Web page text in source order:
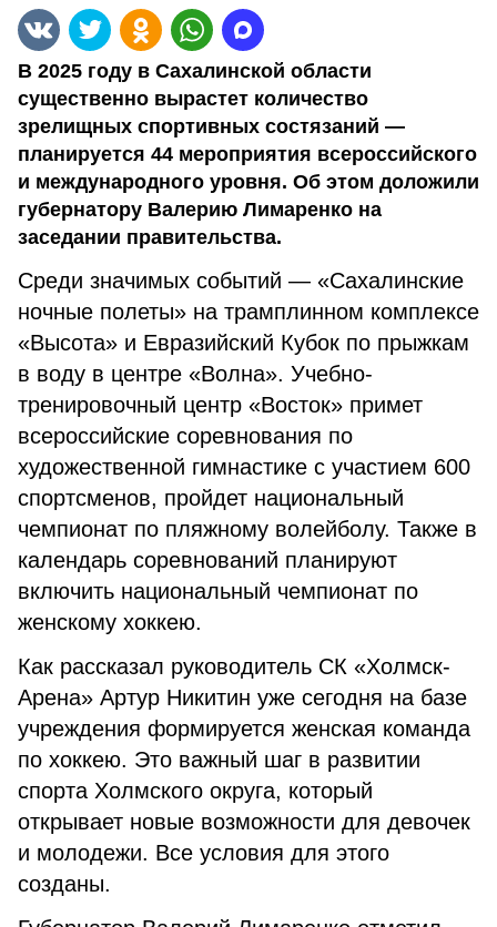
В 2025 году в Сахалинской области
существенно вырастет количество
зрелищных спортивных состязаний —
планируется 44 мероприятия всероссийского
и международного уровня. Об этом доложили
губернатору Валерию Лимаренко на
заседании правительства.
Среди значимых событий — «Сахалинские
ночные полеты» на трамплинном комплексе
«Высота» и Евразийский Кубок по прыжкам
в воду в центре «Волна». Учебно-
тренировочный центр «Восток» примет
всероссийские соревнования по
художественной гимнастике с участием 600
спортсменов, пройдет национальный
чемпионат по пляжному волейболу. Также в
календарь соревнований планируют
включить национальный чемпионат по
женскому хоккею.
Как рассказал руководитель СК «Холмск-
Арена» Артур Никитин уже сегодня на базе
учреждения формируется женская команда
по хоккею. Это важный шаг в развитии
спорта Холмского округа, который
открывает новые возможности для девочек
и молодежи. Все условия для этого
созданы.